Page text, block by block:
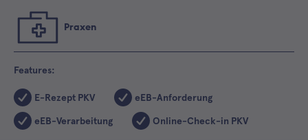
Praxen
Features:
E-Rezept PKV
eEB-Anforderung
eEB-Verarbeitung
Online-Check-in PKV